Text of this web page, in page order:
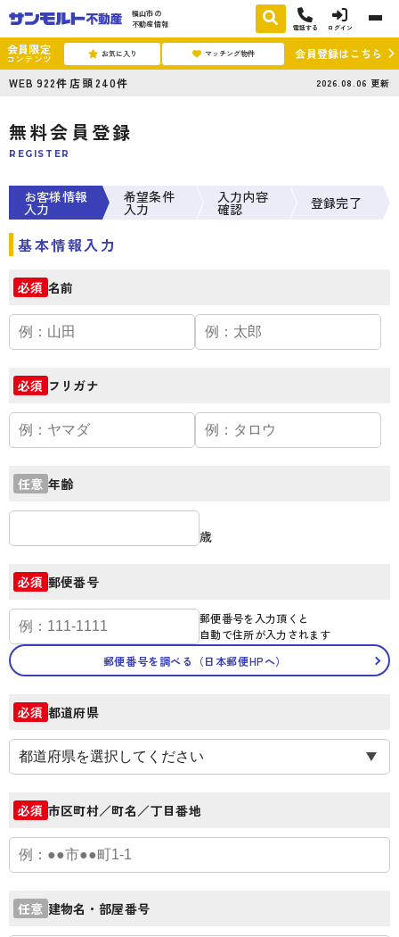
福山市の
不動産情報
電話する ログイン
会員限定
コンテンツ お気に入り マッチング物件
会員登録はこちら
WEB 922件 店頭240件 2026.08.06 更新
無料会員登録
REGISTER
お客様情報
入力
希望条件
入力
入力内容
確認 登録完了
基本情報入力
必須 名前
必須 フリガナ
任意 年齢
歳
必須 郵便番号
郵便番号を入力頂くと
自動で住所が入力されます
郵便番号を調べる（日本郵便HPへ）
必須 都道府県
必須 市区町村／町名／丁目番地
任意 建物名・部屋番号